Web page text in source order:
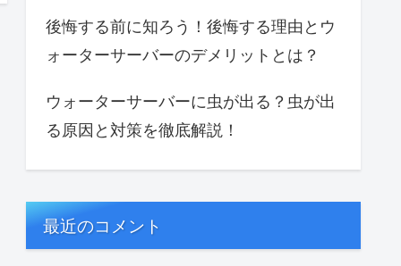
後悔する前に知ろう！後悔する理由とウ
ォーターサーバーのデメリットとは？
ウォーターサーバーに虫が出る？虫が出
る原因と対策を徹底解説！
最近のコメント